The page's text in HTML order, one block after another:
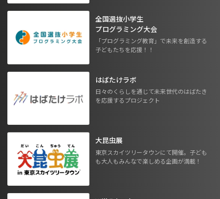
全国選抜小学生
プログラミング大会
「プログラミング教育」で未来を創造する
子どもたちを応援！！
はばたけラボ
日々のくらしを通じて未来世代のはばたき
を応援するプロジェクト
大昆虫展
東京スカイツリータウンにて開催。子ども
も大人もみんなで楽しめる企画が満載！